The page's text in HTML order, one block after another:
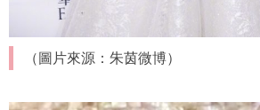
（圖片來源：朱茵微博）